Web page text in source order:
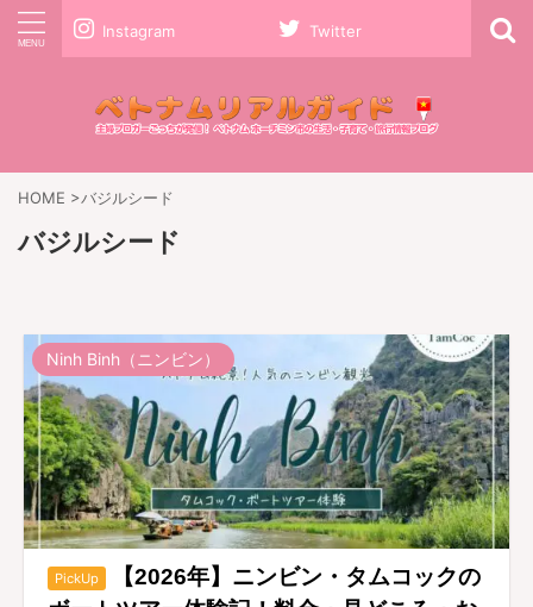
Instagram Twitter
HOME >バジルシード
バジルシード
Ninh Binh（ニンビン）
PickUp
【2026年】ニンビン・タムコックの